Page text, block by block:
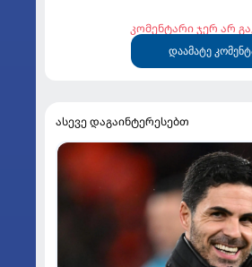
კომენტარი ჯერ არ
დაამატე
ასევე დაგაინტერესებთ